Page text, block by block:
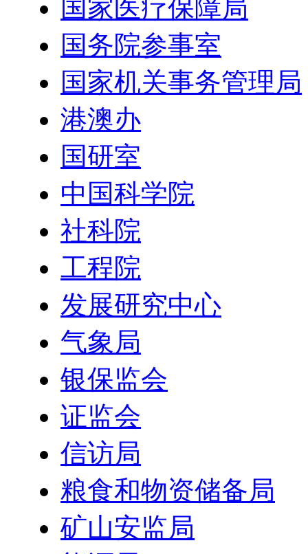
国家医疗保障局
国务院参事室
国家机关事务管理局
港澳办
国研室
中国科学院
社科院
工程院
发展研究中心
气象局
银保监会
证监会
信访局
粮食和物资储备局
矿山安监局